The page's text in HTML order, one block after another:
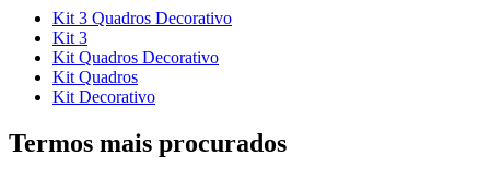
Kit 3 Quadros Decorativo
Kit 3
Kit Quadros Decorativo
Kit Quadros
Kit Decorativo
Termos mais procurados